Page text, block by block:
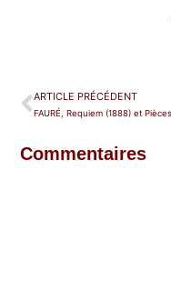
ARTICLE PRÉCÉDENT
Commentaires